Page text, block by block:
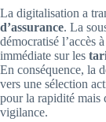
La digitalisation a
d’assurance. La
démocratisé l’accès
immédiate sur les
En conséquence, la
vers une sélection
pour la rapidité mais
vigilance.